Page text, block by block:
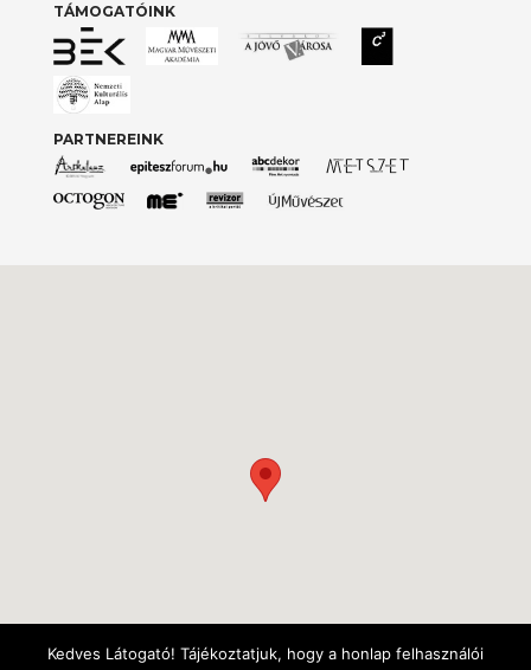
TÁMOGATÓINK
PARTNEREINK
Kedves Látogató! Tájékoztatjuk, hogy a honlap felhasználói